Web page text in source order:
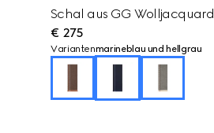
Schal aus GG Wolljacquard
€ 275
Variantenmarineblau und hellgrau